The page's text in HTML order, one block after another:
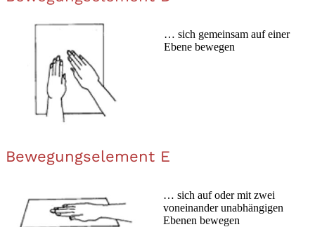
… sich gemeinsam auf einer
Ebene bewegen
Bewegungselement E
… sich auf oder mit zwei
voneinander unabhängigen
Ebenen bewegen